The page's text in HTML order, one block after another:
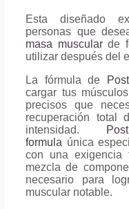
Esta diseñado
personas que
masa muscularde
utilizar después del
La fórmula de
cargar tus
precisos que
recuperación total
intensidad.
formula única
con una exigencia
mezcla de
necesario para
muscular notable.